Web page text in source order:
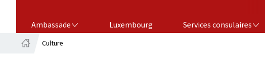
Ambassade Luxembourg Services consulaires
Culture